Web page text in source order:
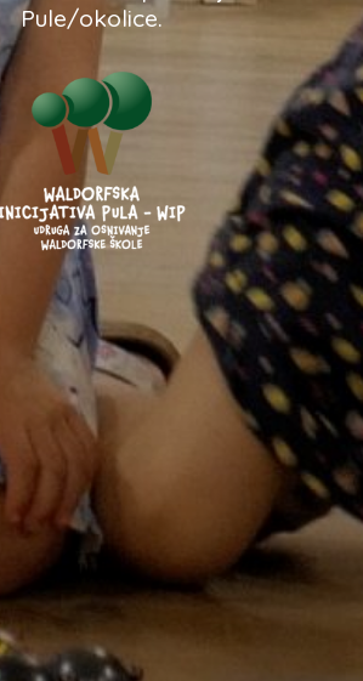
Pule/okolice.